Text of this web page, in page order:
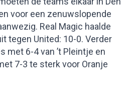
voor een zenuwslopende
Real Magic haalde
tegen United: 10-0. Verder
met 6-4 van ’t Pleintje en
7-3 te sterk voor Oranje